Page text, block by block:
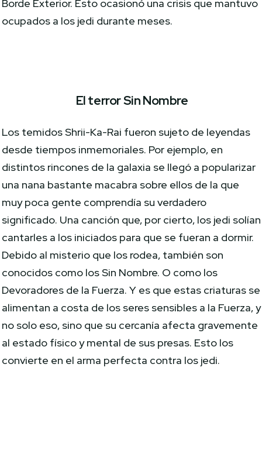
Borde Exterior. Esto ocasionó una crisis que mantuvo
ocupados a los jedi durante meses.
El terror Sin Nombre
Los temidos Shrii-Ka-Rai fueron sujeto de leyendas
desde tiempos inmemoriales. Por ejemplo, en
distintos rincones de la galaxia se llegó a popularizar
una nana bastante macabra sobre ellos de la que
muy poca gente comprendía su verdadero
significado. Una canción que, por cierto, los jedi solían
cantarles a los iniciados para que se fueran a dormir.
Debido al misterio que los rodea, también son
conocidos como los Sin Nombre. O como los
Devoradores de la Fuerza. Y es que estas criaturas se
alimentan a costa de los seres sensibles a la Fuerza, y
no solo eso, sino que su cercanía afecta gravemente
al estado físico y mental de sus presas. Esto los
convierte en el arma perfecta contra los jedi.